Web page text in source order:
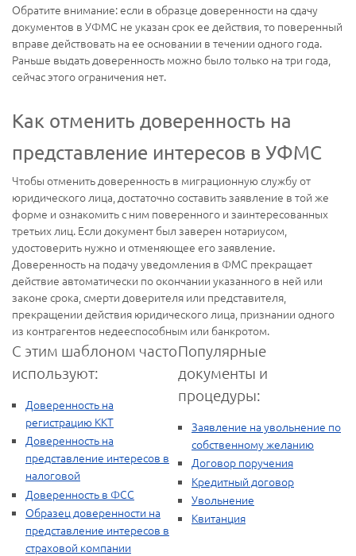
Обратите внимание: если в образце доверенности на сдачу
документов в УФМС не указан срок ее действия, то поверенный
вправе действовать на ее основании в течении одного года.
Раньше выдать доверенность можно было только на три года,
сейчас этого ограничения нет.
Как отменить доверенность на
представление интересов в УФМС
Чтобы отменить доверенность в миграционную службу от
юридического лица, достаточно составить заявление в той же
форме и ознакомить с ним поверенного и заинтересованных
третьих лиц. Если документ был заверен нотариусом,
удостоверить нужно и отменяющее его заявление.
Доверенность на подачу уведомления в ФМС прекращает
действие автоматически по окончании указанного в ней или
законе срока, смерти доверителя или представителя,
прекращении действия юридического лица, признании одного
из контрагентов недееспособным или банкротом.
С этим шаблоном часто
используют:
Доверенность на
регистрацию ККТ
Доверенность на
представление интересов в
налоговой
Доверенность в ФСС
Образец доверенности на
представление интересов в
страховой компании
Популярные
документы и
процедуры:
Заявление на увольнение по
собственному желанию
Договор поручения
Кредитный договор
Увольнение
Квитанция